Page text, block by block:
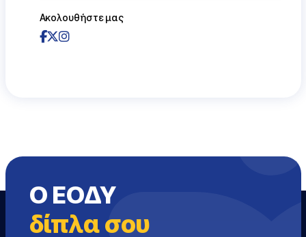
Ακολουθήστε μας
Ο ΕΟΔΥ
δίπλα σου